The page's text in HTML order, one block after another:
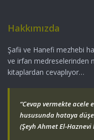
Hakkımızda
Şafii ve Hanefi mezhebi
ve irfan medreselerinden
kitaplardan cevaplıyor…
“Cevap vermekte acele
hususunda hataya
(Şeyh Ahmet El-Haznevi